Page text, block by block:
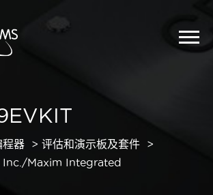
程器
评估和演示板及套件
Maxim Integrated